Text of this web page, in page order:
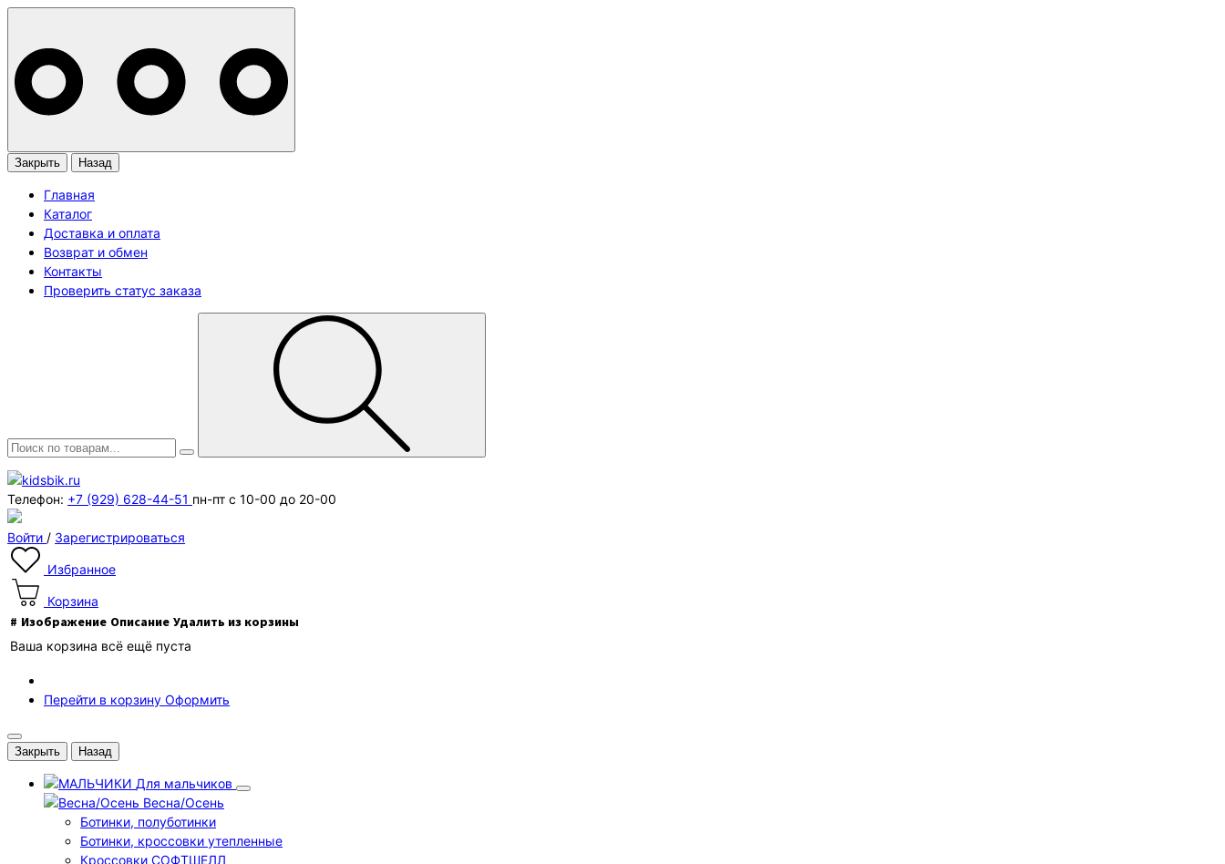
Закрыть Назад
Главная
Каталог
Доставка и оплата
Возврат и обмен
Контакты
Проверить статус заказа
Телефон: +7 (929) 628-44-51 пн-пт с 10-00 до 20-00
Войти / Зарегистрироваться
Избранное
Корзина
# Изображение Описание Удалить из корзины
Ваша корзина всё ещё пуста
Перейти в корзину Оформить
Закрыть Назад
Для мальчиков
Весна/Осень
Ботинки, полуботинки
Ботинки, кроссовки утепленные
Кроссовки СОФТШЕЛЛ